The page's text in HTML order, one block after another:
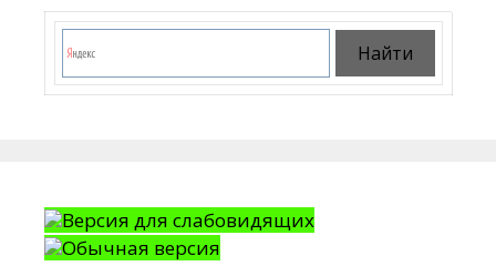
Версия для слабовидящих
Обычная версия